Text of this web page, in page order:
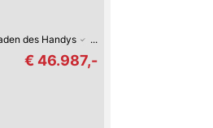
des Handys Android Auto
€ 46.987,-